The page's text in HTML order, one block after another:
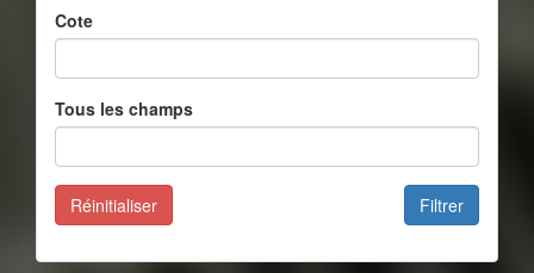
Cote
Tous les champs
Filtrer
Réinitialiser